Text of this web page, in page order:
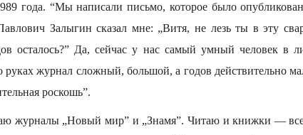
года. “Мы написали письмо, которое было
Залыгин сказал мне: „Витя, не лезь ты в эту
осталось?” Да, сейчас у нас самый умный человек в
журнал сложный, большой, а годов действительно
роскошь”.
журналы „Новый мир” и „Знамя”. Читаю и книжки —